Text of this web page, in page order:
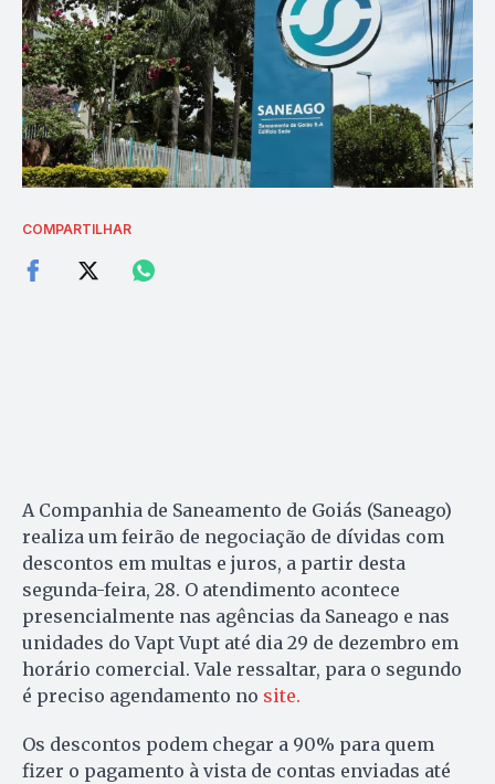
COMPARTILHAR
A Companhia de Saneamento de Goiás (Saneago)
realiza um feirão de negociação de dívidas com
descontos em multas e juros, a partir desta
segunda-feira, 28. O atendimento acontece
presencialmente nas agências da Saneago e nas
unidades do Vapt Vupt até dia 29 de dezembro em
horário comercial. Vale ressaltar, para o segundo
é preciso agendamento no site.
Os descontos podem chegar a 90% para quem
fizer o pagamento à vista de contas enviadas até